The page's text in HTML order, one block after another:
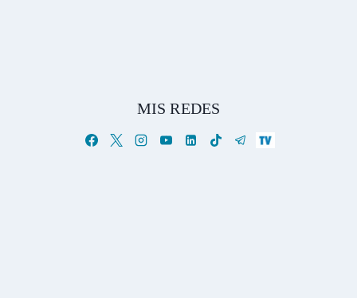
MIS REDES